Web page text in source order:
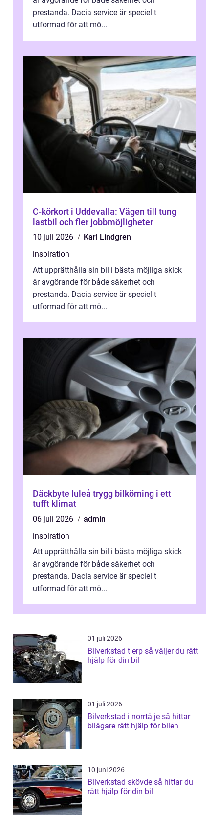
prestanda. Dacia service är speciellt
utformad för att mö...
C-körkort i Uddevalla: Vägen till tung
lastbil och fler jobbmöjligheter
10 juli 2026
Karl Lindgren
inspiration
Att upprätthålla sin bil i bästa möjliga skick
är avgörande för både säkerhet och
prestanda. Dacia service är speciellt
utformad för att mö...
Däckbyte luleå trygg bilkörning i ett
tufft klimat
06 juli 2026
admin
inspiration
Att upprätthålla sin bil i bästa möjliga skick
är avgörande för både säkerhet och
prestanda. Dacia service är speciellt
utformad för att mö...
01 juli 2026
Bilverkstad tierp så väljer du rätt
hjälp för din bil
01 juli 2026
Bilverkstad i norrtälje så hittar
bilägare rätt hjälp för bilen
10 juni 2026
Bilverkstad skövde så hittar du
rätt hjälp för din bil